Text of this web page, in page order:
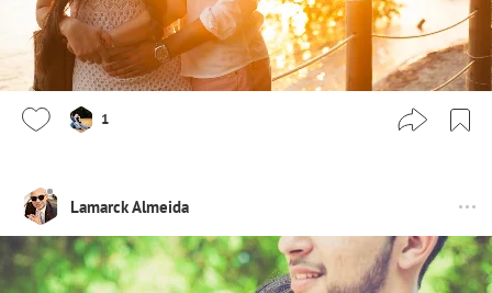
1
Lamarck Almeida